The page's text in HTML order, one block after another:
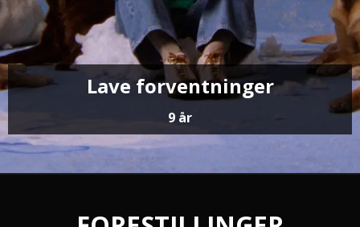
Lave forventninger
9 år